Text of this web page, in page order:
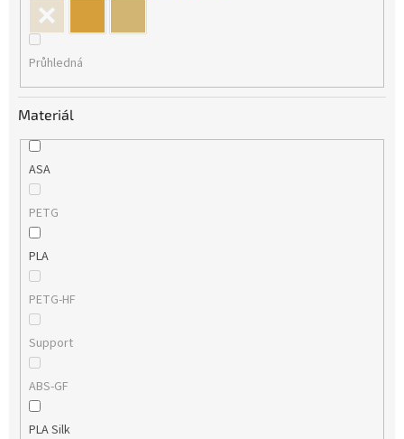
Průhledná
Materiál
ASA
PETG
PLA
PETG-HF
Support
ABS-GF
PLA Silk